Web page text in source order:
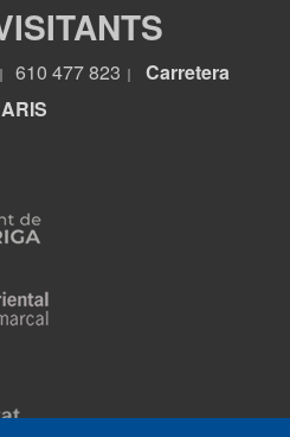
610 477 823
Carretera